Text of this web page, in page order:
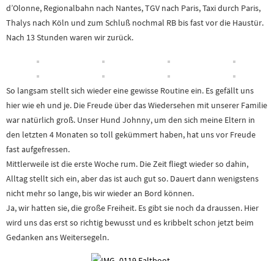
d’Olonne, Regionalbahn nach Nantes, TGV nach Paris, Taxi durch Paris,
Thalys nach Köln und zum Schluß nochmal RB bis fast vor die Haustür.
Nach 13 Stunden waren wir zurück.
So langsam stellt sich wieder eine gewisse Routine ein. Es gefällt uns
hier wie eh und je. Die Freude über das Wiedersehen mit unserer Familie
war natürlich groß. Unser Hund Johnny, um den sich meine Eltern in
den letzten 4 Monaten so toll gekümmert haben, hat uns vor Freude
fast aufgefressen.
Mittlerweile ist die erste Woche rum. Die Zeit fliegt wieder so dahin,
Alltag stellt sich ein, aber das ist auch gut so. Dauert dann wenigstens
nicht mehr so lange, bis wir wieder an Bord können.
Ja, wir hatten sie, die große Freiheit. Es gibt sie noch da draussen. Hier
wird uns das erst so richtig bewusst und es kribbelt schon jetzt beim
Gedanken ans Weitersegeln.